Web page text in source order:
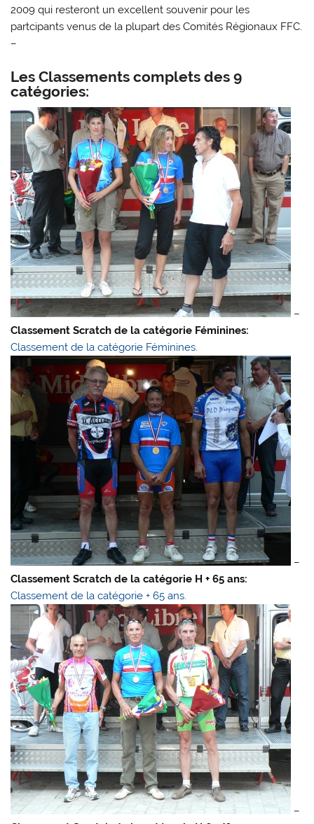
2009 qui resteront un excellent souvenir pour les
partcipants venus de la plupart des Comités Régionaux FFC.
–
Les Classements complets des 9
catégories:
–
Classement Scratch de la catégorie Féminines:
Classement de la catégorie Féminines.
–
Classement Scratch de la catégorie H + 65 ans:
Classement de la catégorie + 65 ans.
–